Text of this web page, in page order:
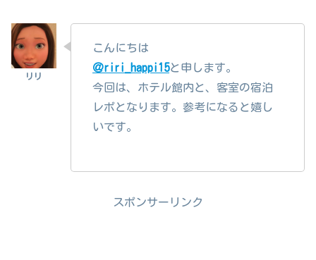
こんにちは
＠riri_happi15と申します。
今回は、ホテル館内と、客室の宿泊
レポとなります。参考になると嬉し
いです。
スポンサーリンク